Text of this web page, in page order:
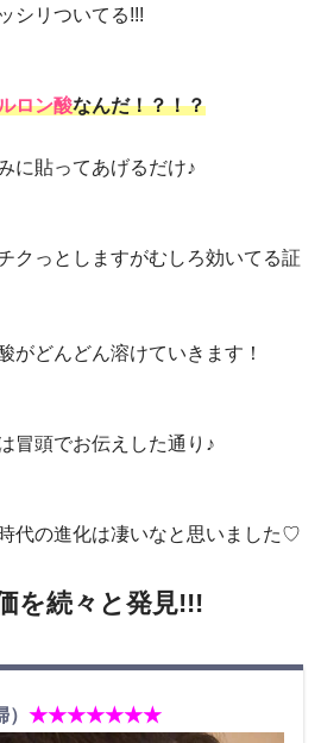
シリついてる!!!
ロン酸なんだ！？！？
に貼ってあげるだけ♪
クっとしますがむしろ効いてる証
がどんどん溶けていきます！
冒頭でお伝えした通り♪
代の進化は凄いなと思いました♡
を続々と発見!!!
★★★★★★★